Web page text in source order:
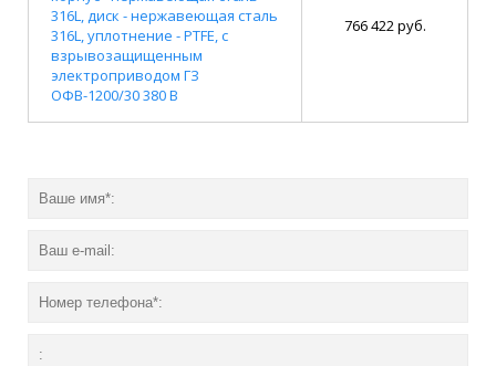
316L, диск - нержавеющая сталь
316L, уплотнение - PTFE, с
взрывозащищенным
электроприводом ГЗ
ОФВ-1200/30 380 В
766 422 руб.